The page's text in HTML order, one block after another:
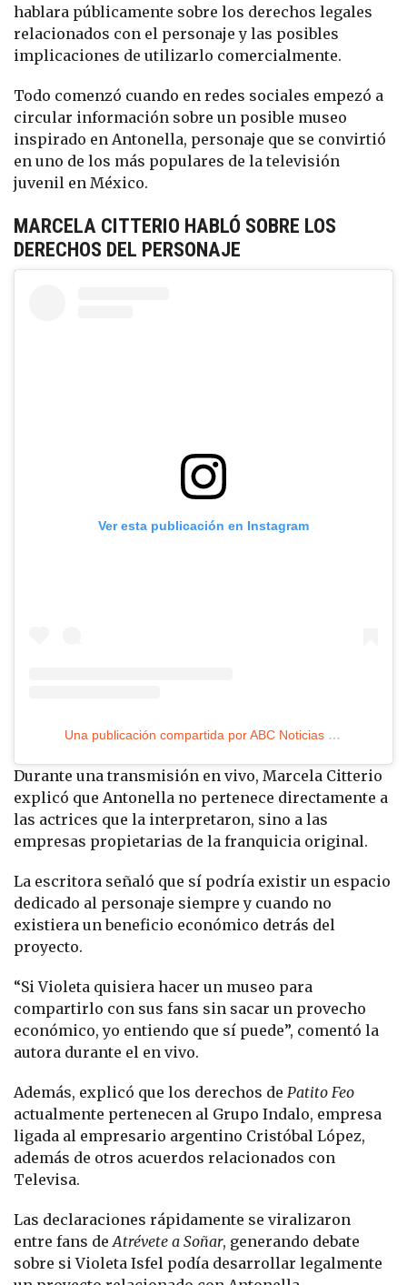
hablara públicamente sobre los derechos legales
relacionados con el personaje y las posibles
implicaciones de utilizarlo comercialmente.
Todo comenzó cuando en redes sociales empezó a
circular información sobre un posible museo
inspirado en Antonella, personaje que se convirtió
en uno de los más populares de la televisión
juvenil en México.
MARCELA CITTERIO HABLÓ SOBRE LOS
DERECHOS DEL PERSONAJE
Ver esta publicación en Instagram
Una publicación compartida por ABC Noticias MX (@abcnoticiasmx)
Durante una transmisión en vivo, Marcela Citterio
explicó que Antonella no pertenece directamente a
las actrices que la interpretaron, sino a las
empresas propietarias de la franquicia original.
La escritora señaló que sí podría existir un espacio
dedicado al personaje siempre y cuando no
existiera un beneficio económico detrás del
proyecto.
“Si Violeta quisiera hacer un museo para
compartirlo con sus fans sin sacar un provecho
económico, yo entiendo que sí puede”, comentó la
autora durante el en vivo.
Además, explicó que los derechos de Patito Feo
actualmente pertenecen al Grupo Indalo, empresa
ligada al empresario argentino Cristóbal López,
además de otros acuerdos relacionados con
Televisa.
Las declaraciones rápidamente se viralizaron
entre fans deAtrévete a Soñar, generando debate
sobre si Violeta Isfel podía desarrollar legalmente